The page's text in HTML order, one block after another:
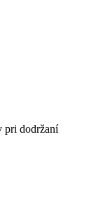
pri dodržaní